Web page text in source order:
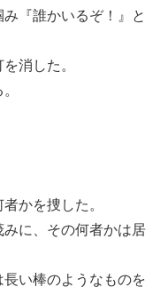
『誰かいるぞ！』と
消した。
かを捜した。
に、その何者かは居
い棒のようなものを